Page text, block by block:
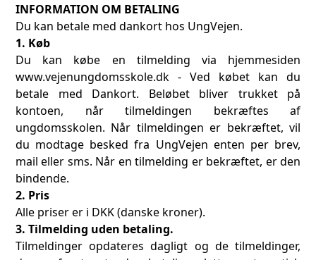
INFORMATION OM BETALING
Du kan betale med dankort hos UngVejen.
1. Køb
Du kan købe en tilmelding via hjemmesiden
www.vejenungdomsskole.dk - Ved købet kan du
betale med Dankort. Beløbet bliver trukket på
kontoen, når tilmeldingen bekræftes af
ungdomsskolen. Når tilmeldingen er bekræftet, vil
du modtage besked fra UngVejen enten per brev,
mail eller sms. Når en tilmelding er bekræftet, er den
bindende.
2. Pris
Alle priser er i DKK (danske kroner).
3. Tilmelding uden betaling.
Tilmeldinger opdateres dagligt og de tilmeldinger,